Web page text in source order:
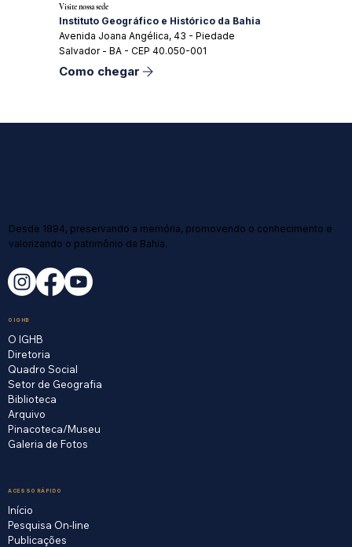
Visite nossa sede
Instituto Geográfico e Histórico da Bahia
Avenida Joana Angélica, 43 - Piedade
Salvador - BA - CEP 40.050-001
Como chegar
Desde 1894, preservando a memória, promovendo o conhecimento e
valorizando o patrimônio da Bahia.
O IGHB
O IGHB
Diretoria
Quadro Social
Setor de Geografia
Biblioteca
Arquivo
Pinacoteca/Museu
Galeria de Fotos
ACESSO RÁPIDO
Início
Pesquisa On-line
Publicações